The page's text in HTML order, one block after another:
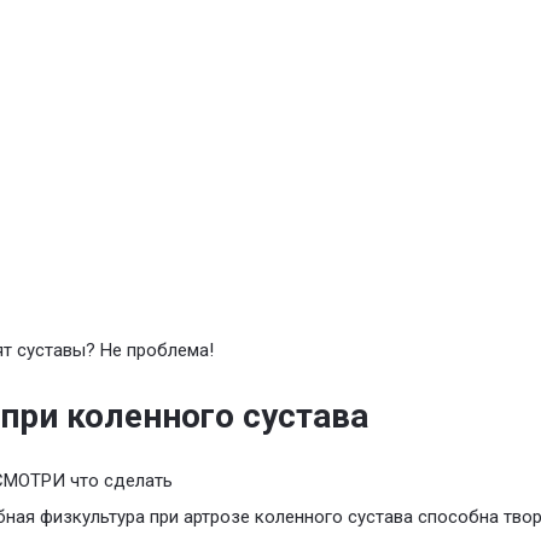
суставы? Не проблема!
коленного сустава
что сделать
физкультура при артрозе коленного сустава способна